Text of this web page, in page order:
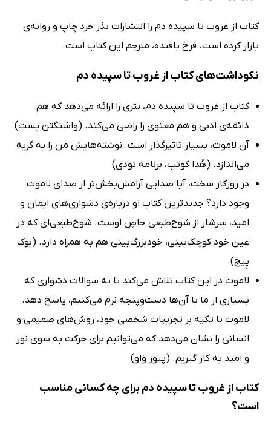
کتاب از غروب تا سپیده دم را انتشارات بذر خرد چاپ و روانه‌ی
بازار کرده است. فرخ بافنده، مترجم این کتاب است.
نکوداشت‌های کتاب از غروب تا سپیده دم
کتاب از غروب تا سپیده دم، نثری را ارائه می‌دهد که هم
ذائقه‌ی ادبی و هم معنوی را راضی می‌کند. (واشنگتن پست)
آن لاموت، بسیار تاثیرگذار است. نوشته‌هایش من را به گریه
می‌اندازد. (هُدا کوتب، برنامه تودی)
در روزگار سخت، آیا صدایی آرامش‌بخش‌تر از صدای لاموت
وجود دارد؟ جدیدترین کتاب او درباره‌ی دشواری‌های ایمان و
امید، سرشار از شوخ‌طبعی خاصِ اوست. شوخ‌طبعی‌ای که در
عین خود کوچک‌بینی، خودبزرگ‌بینی هم به همراه دارد. (بوک
پِیج)
لاموت در این کتاب تلاش می‌کند تا به سوالات دشواری که
بسیاری از ما با آن‌ها دست‌وپنجه نرم می‌کنیم، پاسخ دهد.
لاموت با تکیه بر تجربیات شخصی خود، روش‌های صمیمی و
انسانی را نشان می‌دهد که می‌توانیم برای حرکت به سوی نور
و امید به کار گیریم. (پیور وَاو)
کتاب از غروب تا سپیده دم برای چه کسانی مناسب
است؟